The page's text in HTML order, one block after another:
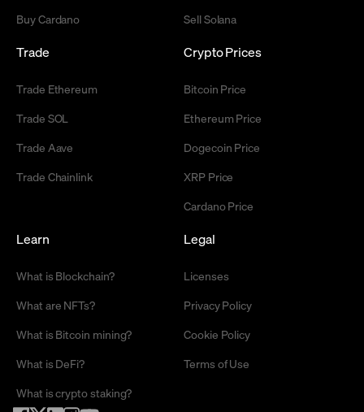
Buy Cardano
Sell Solana
Trade
Trade Ethereum
Trade SOL
Trade Aave
Trade Chainlink
Crypto Prices
Bitcoin Price
Ethereum Price
Dogecoin Price
XRP Price
Cardano Price
Learn
What is Blockchain?
What are NFTs?
What is Bitcoin mining?
What is DeFi?
What is crypto staking?
Legal
Licenses
Privacy Policy
Cookie Policy
Terms of Use